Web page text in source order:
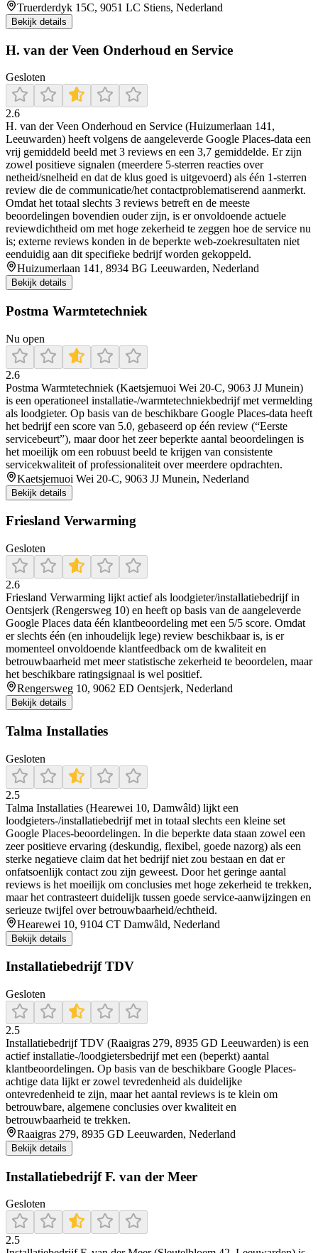
Truerderdyk 15C, 9051 LC Stiens, Nederland
Bekijk details
H. van der Veen Onderhoud en Service
Gesloten
2.6
H. van der Veen Onderhoud en Service (Huizumerlaan 141,
Leeuwarden) heeft volgens de aangeleverde Google Places-data een
vrij gemiddeld beeld met 3 reviews en een 3,7 gemiddelde. Er zijn
zowel positieve signalen (meerdere 5-sterren reacties over
netheid/snelheid en dat de klus goed is uitgevoerd) als één 1-sterren
review die de communicatie/het contactproblematiserend aanmerkt.
Omdat het totaal slechts 3 reviews betreft en de meeste
beoordelingen bovendien ouder zijn, is er onvoldoende actuele
reviewdichtheid om met hoge zekerheid te zeggen hoe de service nu
is; externe reviews konden in de beperkte web-zoekresultaten niet
eenduidig aan dit specifieke bedrijf worden gekoppeld.
Huizumerlaan 141, 8934 BG Leeuwarden, Nederland
Bekijk details
Postma Warmtetechniek
Nu open
2.6
Postma Warmtetechniek (Kaetsjemuoi Wei 20-C, 9063 JJ Munein)
is een operationeel installatie-/warmtetechniekbedrijf met vermelding
als loodgieter. Op basis van de beschikbare Google Places-data heeft
het bedrijf een score van 5.0, gebaseerd op één review (“Eerste
servicebeurt”), maar door het zeer beperkte aantal beoordelingen is
het moeilijk om een robuust beeld te krijgen van consistente
servicekwaliteit of professionaliteit over meerdere opdrachten.
Kaetsjemuoi Wei 20-C, 9063 JJ Munein, Nederland
Bekijk details
Friesland Verwarming
Gesloten
2.6
Friesland Verwarming lijkt actief als loodgieter/installatiebedrijf in
Oentsjerk (Rengersweg 10) en heeft op basis van de aangeleverde
Google Places data één klantbeoordeling met een 5/5 score. Omdat
er slechts één (en inhoudelijk lege) review beschikbaar is, is er
momenteel onvoldoende klantfeedback om de kwaliteit en
betrouwbaarheid met meer statistische zekerheid te beoordelen, maar
het beschikbare ratingsignaal is wel positief.
Rengersweg 10, 9062 ED Oentsjerk, Nederland
Bekijk details
Talma Installaties
Gesloten
2.5
Talma Installaties (Hearewei 10, Damwâld) lijkt een
loodgieters-/installatiebedrijf met in totaal slechts een kleine set
Google Places-beoordelingen. In die beperkte data staan zowel een
zeer positieve ervaring (deskundig, flexibel, goede nazorg) als een
sterke negatieve claim dat het bedrijf niet zou bestaan en dat er
onfatsoenlijk contact zou zijn geweest. Door het geringe aantal
reviews is het moeilijk om conclusies met hoge zekerheid te trekken,
maar het contrasteert duidelijk tussen goede service-aanwijzingen en
serieuze twijfel over betrouwbaarheid/echtheid.
Hearewei 10, 9104 CT Damwâld, Nederland
Bekijk details
Installatiebedrijf TDV
Gesloten
2.5
Installatiebedrijf TDV (Raaigras 279, 8935 GD Leeuwarden) is een
actief installatie-/loodgietersbedrijf met een (beperkt) aantal
klantbeoordelingen. Op basis van de beschikbare Google Places-
achtige data lijkt er zowel tevredenheid als duidelijke
ontevredenheid te zijn, maar het aantal reviews is te klein om
betrouwbare, algemene conclusies over kwaliteit en
betrouwbaarheid te trekken.
Raaigras 279, 8935 GD Leeuwarden, Nederland
Bekijk details
Installatiebedrijf F. van der Meer
Gesloten
2.5